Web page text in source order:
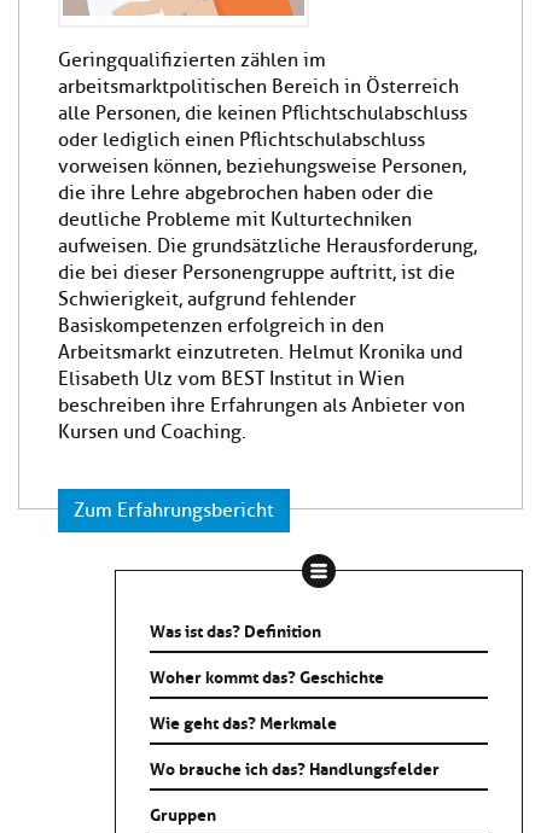
Geringqualifizierten zählen im
arbeitsmarktpolitischen Bereich in Österreich
alle Personen, die keinen Pflichtschulabschluss
oder lediglich einen Pflichtschulabschluss
vorweisen können, beziehungsweise Personen,
die ihre Lehre abgebrochen haben oder die
deutliche Probleme mit Kulturtechniken
aufweisen. Die grundsätzliche Herausforderung,
die bei dieser Personengruppe auftritt, ist die
Schwierigkeit, aufgrund fehlender
Basiskompetenzen erfolgreich in den
Arbeitsmarkt einzutreten. Helmut Kronika und
Elisabeth Ulz vom BEST Institut in Wien
beschreiben ihre Erfahrungen als Anbieter von
Kursen und Coaching.
Zum Erfahrungsbericht
Was ist das? Definition
Woher kommt das? Geschichte
Wie geht das? Merkmale
Wo brauche ich das? Handlungsfelder
Gruppen